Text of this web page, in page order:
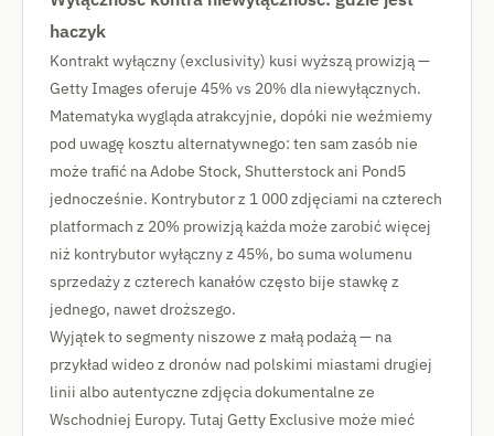
haczyk
Kontrakt wyłączny (exclusivity) kusi wyższą prowizją —
Getty Images oferuje 45% vs 20% dla niewyłącznych.
Matematyka wygląda atrakcyjnie, dopóki nie weźmiemy
pod uwagę kosztu alternatywnego: ten sam zasób nie
może trafić na Adobe Stock, Shutterstock ani Pond5
jednocześnie. Kontrybutor z 1 000 zdjęciami na czterech
platformach z 20% prowizją każda może zarobić więcej
niż kontrybutor wyłączny z 45%, bo suma wolumenu
sprzedaży z czterech kanałów często bije stawkę z
jednego, nawet droższego.
Wyjątek to segmenty niszowe z małą podażą — na
przykład wideo z dronów nad polskimi miastami drugiej
linii albo autentyczne zdjęcia dokumentalne ze
Wschodniej Europy. Tutaj Getty Exclusive może mieć